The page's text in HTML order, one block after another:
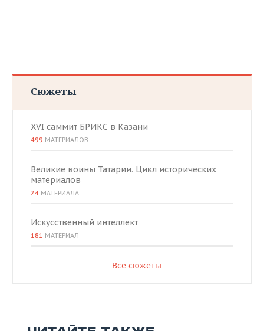
Сюжеты
XVI саммит БРИКС в Казани
499 МАТЕРИАЛОВ
Великие воины Татарии. Цикл исторических
материалов
24 МАТЕРИАЛА
Искусственный интеллект
181 МАТЕРИАЛ
Все сюжеты